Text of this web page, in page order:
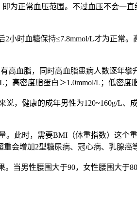
为正常血压范围。不过血压不会一
时血糖保持≤7.8mmol/L才为正常
血脂，同时高血脂患病人数逐年攀
高密度脂蛋白＞1.0mmol/L；低密度
健康的成年男性为120~160g/L、
此时，需要BMI（体重指数）这个
重会增加2型糖尿病、冠心病、乳腺癌
男性腰围大于90，女性腰围大于80